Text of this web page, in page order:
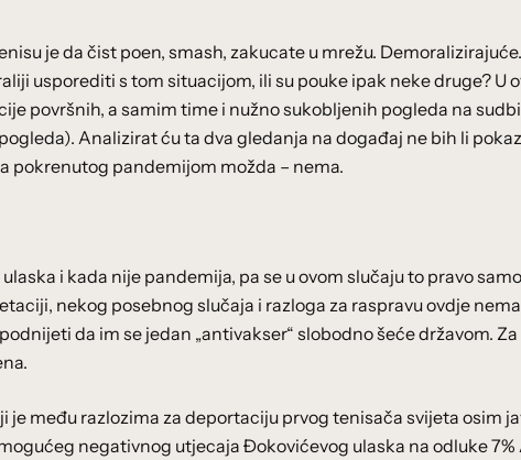
je da čist poen, smash, zakucate u mrežu.
usporediti s tom situacijom, ili su pouke ipak neke druge? U
površnih, a samim time i nužno sukobljenih pogleda na
Analizirat ću ta dva gledanja na događaj ne bih li
pokrenutog pandemijom možda – nema.
i kada nije pandemija, pa se u ovom slučaju to pravo
nekog posebnog slučaja i razloga za raspravu ovdje
da im se jedan „antivakser“ slobodno šeće državom.
je među razlozima za deportaciju prvog tenisača svijeta osim
negativnog utjecaja Đokovićevog ulaska na odluke